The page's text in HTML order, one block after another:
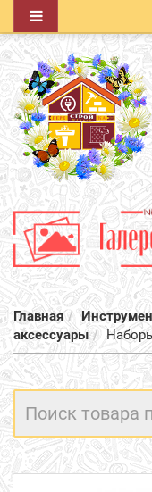
Главная
аксессуары